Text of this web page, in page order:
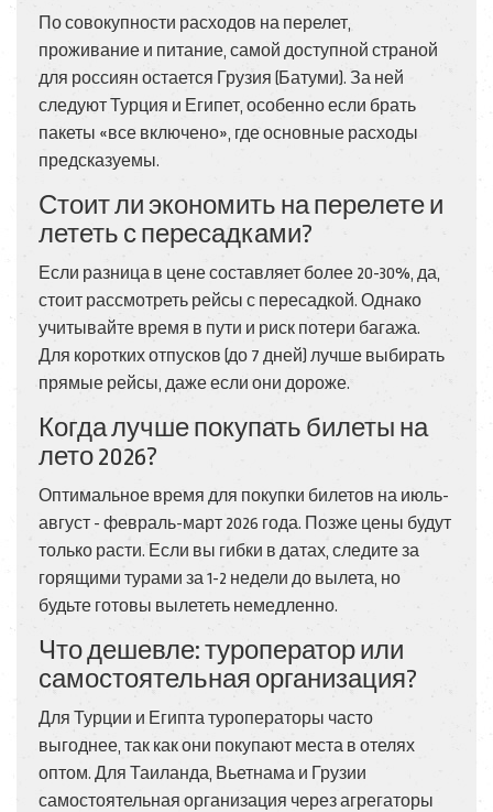
По совокупности расходов на перелет,
проживание и питание, самой доступной страной
для россиян остается Грузия (Батуми). За ней
следуют Турция и Египет, особенно если брать
пакеты «все включено», где основные расходы
предсказуемы.
Стоит ли экономить на перелете и
лететь с пересадками?
Если разница в цене составляет более 20-30%, да,
стоит рассмотреть рейсы с пересадкой. Однако
учитывайте время в пути и риск потери багажа.
Для коротких отпусков (до 7 дней) лучше выбирать
прямые рейсы, даже если они дороже.
Когда лучше покупать билеты на
лето 2026?
Оптимальное время для покупки билетов на июль-
август - февраль-март 2026 года. Позже цены будут
только расти. Если вы гибки в датах, следите за
горящими турами за 1-2 недели до вылета, но
будьте готовы вылететь немедленно.
Что дешевле: туроператор или
самостоятельная организация?
Для Турции и Египта туроператоры часто
выгоднее, так как они покупают места в отелях
оптом. Для Таиланда, Вьетнама и Грузии
самостоятельная организация через агрегаторы